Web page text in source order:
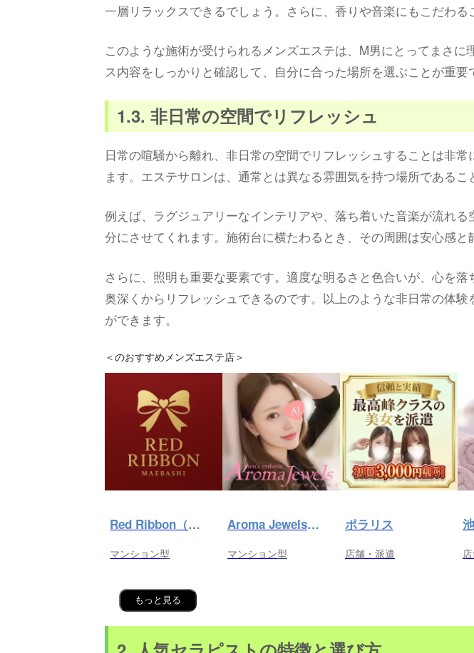
一層リラックスできるでしょう。さらに、香りや音楽にもこだわ
このような施術が受けられるメンズエステは、M男にとってまさ
ス内容をしっかりと確認して、自分に合った場所を選ぶことが重要
1.3. 非日常の空間でリフレッシュ
日常の喧騒から離れ、非日常の空間でリフレッシュすることは非
ます。エステサロンは、通常とは異なる雰囲気を持つ場所であるこ
例えば、ラグジュアリーなインテリアや、落ち着いた音楽が流れ
分にさせてくれます。施術台に横たわるとき、その周囲は安心感と
さらに、照明も重要な要素です。適度な明るさと色合いが、心を
奥深くからリフレッシュできるのです。以上のような非日常の体
ができます。
＜のおすすめメンズエステ店＞
Red Ribbon（レッドリボン）前橋
マンション型
Aroma Jewels（アロマ ジュエルズ）秋葉原ルーム
マンション型
ポラリス
店舗・派遣
もっと見る